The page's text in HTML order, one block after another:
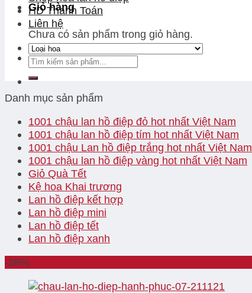
Giỏ hàng
Chưa có sản phẩm trong giỏ hàng.
HD Thanh Toán
Liên hệ
Danh mục sản phẩm
1001 chậu lan hồ điệp đỏ hot nhất Việt Nam
1001 chậu lan hồ điệp tím hot nhất Việt Nam
1001 chậu Lan hồ điệp trắng hot nhất Việt Nam
1001 chậu lan hồ điệp vàng hot nhất Việt Nam
Giỏ Quà Tết
Kệ hoa Khai trương
Lan hồ điệp kết hợp
Lan hồ điệp mini
Lan hồ điệp tết
Lan hồ điệp xanh
-28%